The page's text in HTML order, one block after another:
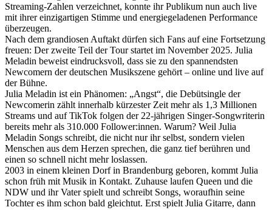
Streaming-Zahlen verzeichnet, konnte ihr Publikum nun auch live
mit ihrer einzigartigen Stimme und energiegeladenen Performance
überzeugen.
Nach dem grandiosen Auftakt dürfen sich Fans auf eine Fortsetzung
freuen: Der zweite Teil der Tour startet im November 2025. Julia
Meladin beweist eindrucksvoll, dass sie zu den spannendsten
Newcomern der deutschen Musikszene gehört – online und live auf
der Bühne.
Julia Meladin ist ein Phänomen: „Angst“, die Debütsingle der
Newcomerin zählt innerhalb kürzester Zeit mehr als 1,3 Millionen
Streams und auf TikTok folgen der 22-jährigen Singer-Songwriterin
bereits mehr als 310.000 Follower:innen. Warum? Weil Julia
Meladin Songs schreibt, die nicht nur ihr selbst, sondern vielen
Menschen aus dem Herzen sprechen, die ganz tief berühren und
einen so schnell nicht mehr loslassen.
2003 in einem kleinen Dorf in Brandenburg geboren, kommt Julia
schon früh mit Musik in Kontakt. Zuhause laufen Queen und die
NDW und ihr Vater spielt und schreibt Songs, woraufhin seine
Tochter es ihm schon bald gleichtut. Erst spielt Julia Gitarre, dann